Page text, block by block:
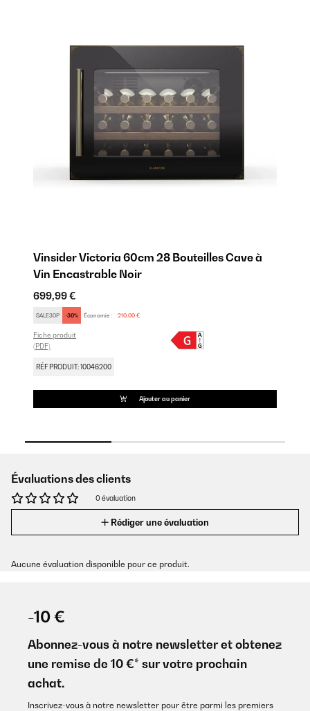
Vinsider Victoria 60cm 28 Bouteilles Cave à
Vin Encastrable Noir
699,99 €
SALE30P -30% Économie : 210,00 €
Fiche produit
(PDF)
RÉF PRODUIT: 10046200
Ajouter au panier
Évaluations des clients
0 évaluation
Rédiger une évaluation
Aucune évaluation disponible pour ce produit.
-10 €
Abonnez-vous à notre newsletter et obtenez
une remise de 10 €* sur votre prochain
achat.
Inscrivez-vous à notre newsletter pour être parmi les premiers